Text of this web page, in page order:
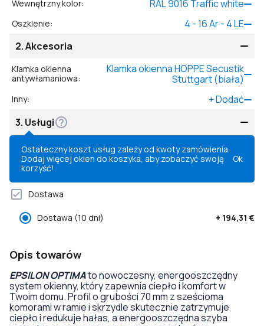
Wewnętrzny kolor: RAL 9016 Traffic white
Oszklenie:
4 - 16 Ar - 4 LE
2.Akcesoria
Klamka okienna
antywłamaniowa:
Klamka okienna HOPPE Secustik
Stuttgart (biała)
Inny: +Dodać
3. Usługi
Ostateczny koszt usług zależy od kwoty zamówienia.
Dodaj więcej okien do koszyka, aby zobaczyć swoją
korzyść!
Ok
Dostawa
Dostawa (10 dni) + 194,31 €
Opis towarów
EPSILON OPTIMAto nowoczesny, energooszczędny
system okienny, który zapewnia ciepło i komfort w
Twoim domu. Profil o grubości 70 mm z sześcioma
komorami w ramie i skrzydle skutecznie zatrzymuje
ciepło i redukuje hałas, a energooszczędna szyba